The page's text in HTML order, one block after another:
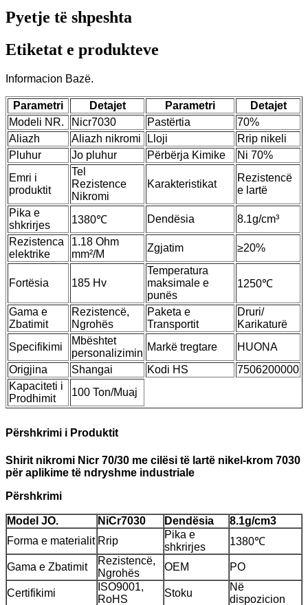
Pyetje të shpeshta
Etiketat e produkteve
Informacion Bazë.
Parametri Detajet Parametri
Detajet
Modeli NR.
Nicr7030 Pastërtia
70%
Aliazh
Aliazh nikromi Lloji
Rrip nikeli
Pluhur
Jo pluhur Përbërja Kimike
Ni 70%
Emri i
produktit
Tel
Rezistence
Nikromi
Karakteristikat
Rezistencë
e lartë
Pika e
shkrirjes
1380℃ Dendësia
8.1g/cm³
Rezistenca
elektrike
1.18 Ohm
mm²/M
Zgjatim ≥20%
Fortësia 185 Hv
Temperatura
maksimale e
punës
1250℃
Gama e
Zbatimit
Rezistencë,
Ngrohës
Paketa e
Transportit
Druri/
Karikaturë
Specifikimi
Mbështet
personalizimin
Markë tregtare
HUONA
Origjina
Shangai Kodi HS
7506200000
Kapaciteti i
Prodhimit
100 Ton/Muaj
Përshkrimi i Produktit
Shirit nikromi Nicr 70/30 me cilësi të lartë nikel-krom 7030
për aplikime të ndryshme industriale
Përshkrimi
Model JO. NiCr7030 Dendësia 8.1g/cm3
Forma e materialit Rrip
Pika e
shkrirjes
1380℃
Gama e Zbatimit
Rezistencë,
Ngrohës
OEM PO
Certifikimi
ISO9001,
RoHS
Stoku
Në
dispozicion